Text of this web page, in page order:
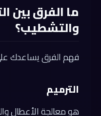
ما الفرق بين
والتشطيب؟
فهم الفرق يساعدك
الترميم
هو معالجة الأعطال